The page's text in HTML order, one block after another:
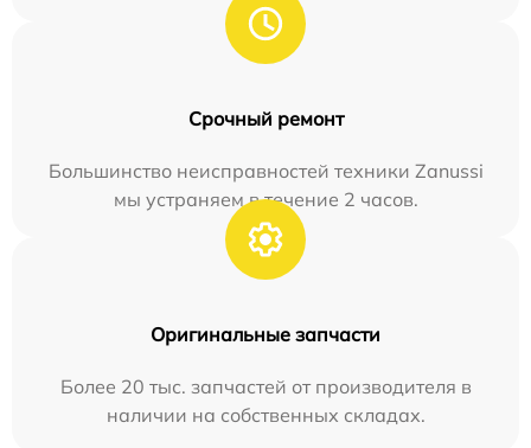
Срочный ремонт
Большинство неисправностей техники Zanussi
мы устраняем в течение 2 часов.
Оригинальные запчасти
Более 20 тыс. запчастей от производителя в
наличии на собственных складах.